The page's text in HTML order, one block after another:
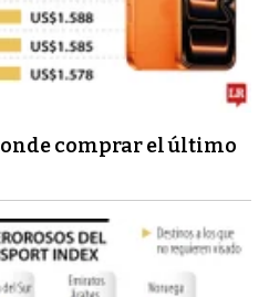
comprar el último